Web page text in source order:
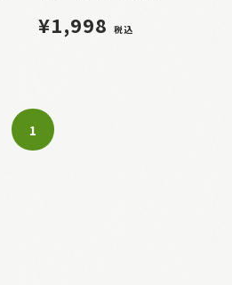
¥1,998 税込
1